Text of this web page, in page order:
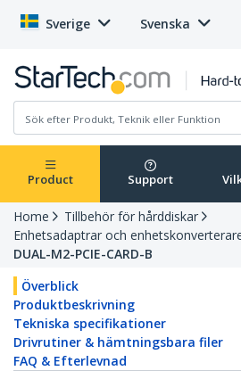
Sverige Svenska
Product Support
Home
Tillbehör för hårddiskar
Enhetsadaptrar och
DUAL-M2-PCIE-CARD-B
Överblick
Produktbeskrivning
Tekniska specifikationer
Drivrutiner & hämtningsbara filer
FAQ & Efterlevnad